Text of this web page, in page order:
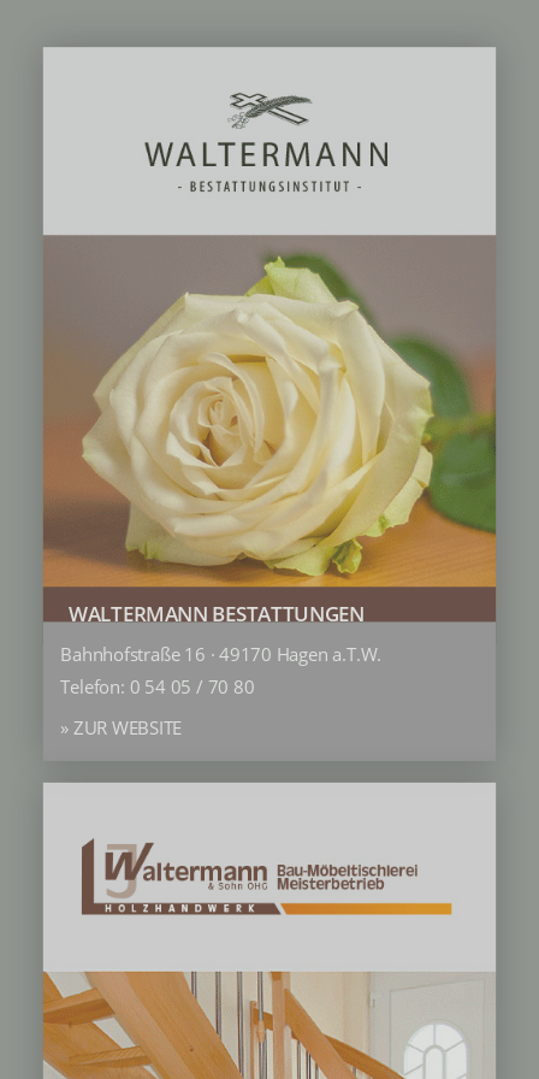
WALTERMANN BESTATTUNGEN
Bahnhofstraße 16 · 49170 Hagen a.T.W.
Telefon: 0 54 05 / 70 80
» ZUR WEBSITE